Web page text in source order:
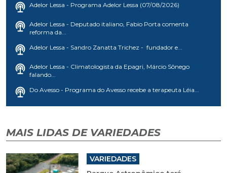
Adelor Lessa - Programa Adelor Lessa (07/08/2026)
Adelor Lessa - Deputado italiano, Fabio Porta comenta
reforma da...
Adelor Lessa - Sandro Zanatta Trichez - fundador e...
Adelor Lessa - Climatologista da Epagri, Márcio Sônego
falando...
Do Avesso - Programa do Avesso recebe a terapeuta Léia...
MAIS LIDAS DE VARIEDADES
VARIEDADES